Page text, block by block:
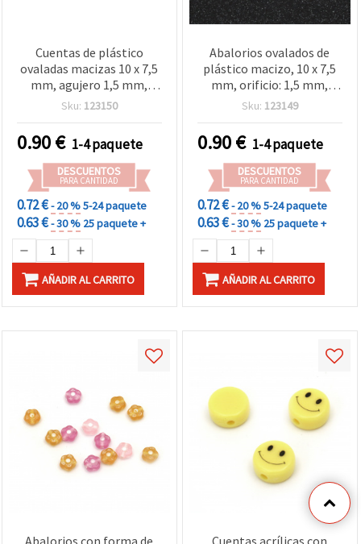
Cuentas de plástico
ovaladas macizas 10 x 7,5
mm, agujero 1,5 mm,
rojo, 20 g (~50 uds) para
Sku: 123150
0.90€ 1-4 paquete
DESCUENTOS
PARA CANTIDAD
0.72 €- 20 %5-24 paquete
0.63 €- 30 % 25 paquete +
AÑADIR AL CARRITO
Abalorios ovalados de
plástico macizo, 10 x 7,5
mm, orificio: 1,5 mm,
blanco, 20 g (aprox. 50
Sku: 123149
0.90€ 1-4 paquete
DESCUENTOS
PARA CANTIDAD
0.72 €- 20 %5-24 paquete
0.63 €- 30 % 25 paquete +
AÑADIR AL CARRITO